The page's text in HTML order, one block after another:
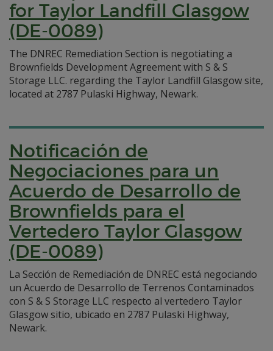
for Taylor Landfill Glasgow
(DE-0089)
The DNREC Remediation Section is negotiating a
Brownfields Development Agreement with S & S
Storage LLC. regarding the Taylor Landfill Glasgow site,
located at 2787 Pulaski Highway, Newark.
Notificación de
Negociaciones para un
Acuerdo de Desarrollo de
Brownfields para el
Vertedero Taylor Glasgow
(DE-0089)
La Sección de Remediación de DNREC está negociando
un Acuerdo de Desarrollo de Terrenos Contaminados
con S & S Storage LLC respecto al vertedero Taylor
Glasgow sitio, ubicado en 2787 Pulaski Highway,
Newark.